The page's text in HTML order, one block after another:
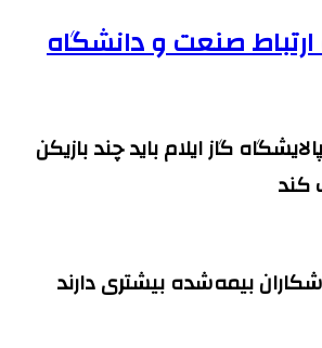
صنعت و دانشگاه
گاز ایلام باید چند بازیکن
بیمه‌شده بیشتری دارند